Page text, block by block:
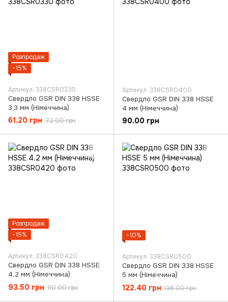
Розпродаж
−15%
Артикул: 338CSR0330
Свердло GSR DIN 338 HSSE
3,3 мм (Німеччина)
61.20 грн 72.00 грн
Артикул: 338CSR0400
Свердло GSR DIN 338 HSSE
4 мм (Німеччина)
90.00 грн
Розпродаж
−15%
Артикул: 338CSR0420
Свердло GSR DIN 338 HSSE
4,2 мм (Німеччина)
93.50 грн 110.00 грн
−10%
Артикул: 338CSR0500
Свердло GSR DIN 338 HSSE
5 мм (Німеччина)
122.40 грн 136.00 грн